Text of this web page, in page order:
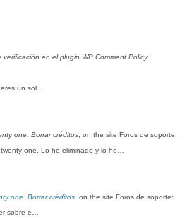
verificación en el plugin WP Comment Policy
un sol...
one. Borrar créditos , on the site Foros de soporte:
one. Lo he eliminado y lo he…
one. Borrar créditos , on the site Foros de soporte:
sobre e…